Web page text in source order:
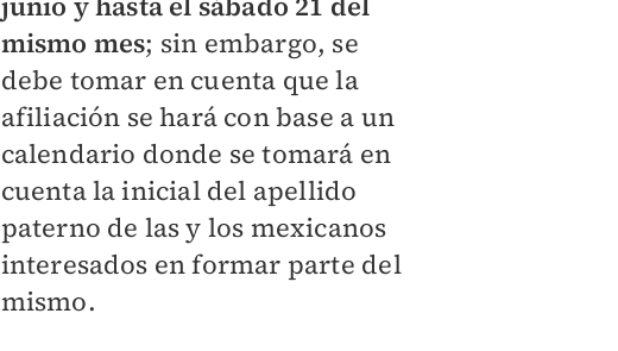
mismo mes; sin embargo, se
debe tomar en cuenta que la
afiliación se hará con base a un
calendario donde se tomará en
cuenta la inicial del apellido
paterno de las y los mexicanos
interesados en formar parte del
mismo.